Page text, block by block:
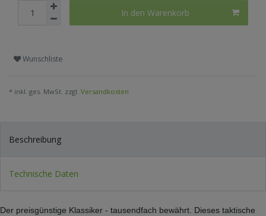
In den Warenkorb
Wunschliste
* inkl. ges. MwSt. zzgl. Versandkosten
Beschreibung
Technische Daten
Der preisgünstige Klassiker - tausendfach bewährt. Dieses taktische